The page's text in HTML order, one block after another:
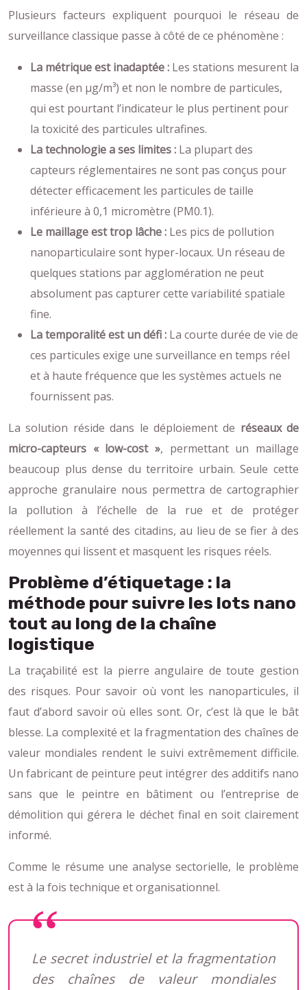
Plusieurs facteurs expliquent pourquoi le réseau de
surveillance classique passe à côté de ce phénomène :
La métrique est inadaptée : Les stations mesurent la
masse (en µg/m³) et non le nombre de particules,
qui est pourtant l’indicateur le plus pertinent pour
la toxicité des particules ultrafines.
La technologie a ses limites : La plupart des
capteurs réglementaires ne sont pas conçus pour
détecter efficacement les particules de taille
inférieure à 0,1 micromètre (PM0.1).
Le maillage est trop lâche : Les pics de pollution
nanoparticulaire sont hyper-locaux. Un réseau de
quelques stations par agglomération ne peut
absolument pas capturer cette variabilité spatiale
fine.
La temporalité est un défi : La courte durée de vie de
ces particules exige une surveillance en temps réel
et à haute fréquence que les systèmes actuels ne
fournissent pas.
La solution réside dans le déploiement de réseaux de
micro-capteurs « low-cost », permettant un maillage
beaucoup plus dense du territoire urbain. Seule cette
approche granulaire nous permettra de cartographier
la pollution à l’échelle de la rue et de protéger
réellement la santé des citadins, au lieu de se fier à des
moyennes qui lissent et masquent les risques réels.
Problème d’étiquetage : la
méthode pour suivre les lots nano
tout au long de la chaîne
logistique
La traçabilité est la pierre angulaire de toute gestion
des risques. Pour savoir où vont les nanoparticules, il
faut d’abord savoir où elles sont. Or, c’est là que le bât
blesse. La complexité et la fragmentation des chaînes de
valeur mondiales rendent le suivi extrêmement difficile.
Un fabricant de peinture peut intégrer des additifs nano
sans que le peintre en bâtiment ou l’entreprise de
démolition qui gérera le déchet final en soit clairement
informé.
Comme le résume une analyse sectorielle, le problème
est à la fois technique et organisationnel.
Le secret industriel et la fragmentation
des chaînes de valeur mondiales